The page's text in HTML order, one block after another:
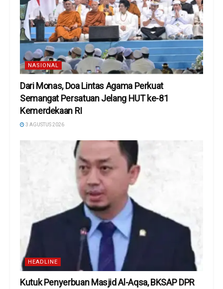
NASIONAL
Dari Monas, Doa Lintas Agama Perkuat
Semangat Persatuan Jelang HUT ke-81
Kemerdekaan RI
3 AGUSTUS 2026
HEADLINE
Kutuk Penyerbuan Masjid Al-Aqsa, BKSAP DPR